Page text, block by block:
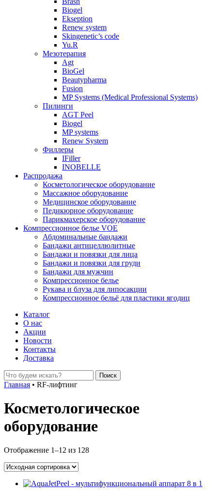
Biogel
Ekseption
Renew system
Skingenetic’s code
Yu.R
Мезотерапия
Agt
BioGel
Beautypharma
Fusion
MP Systems (Medical Professional Systems)
Пилинги
AGT Peel
Biogel
MP systems
Renew System
Филлеры
IFiller
INOBELLE
Распродажа
Косметологическое оборудование
Массажное оборудование
Медицинское оборудование
Педикюрное оборудование
Парикмахерское оборудование
Компрессионное белье VOE
Абдоминальные бандажи
Бандажи антицеллюлитные
Бандажи и повязки для лица
Бандажи и повязки для груди
Бандажи для мужчин
Компрессионное белье
Рукава и блуза для липосакции
Компрессионное бельё для пластики ягодиц
Каталог
О нас
Акции
Новости
Контакты
Доставка
Главная • RF-лифтинг
Косметологическое
оборудование
Отображение 1–12 из 128